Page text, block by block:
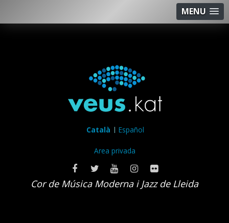
MENU
Català Español
Area privada
Cor de Música Moderna i Jazz de Lleida